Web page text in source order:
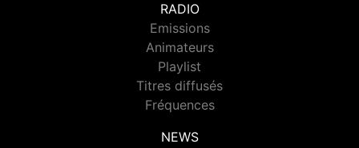
RADIO
Emissions
Animateurs
Playlist
Titres diffusés
Fréquences
NEWS